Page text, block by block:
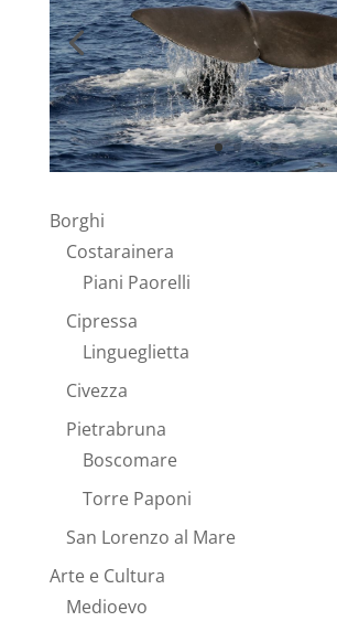
Borghi
Costarainera
Piani Paorelli
Cipressa
Lingueglietta
Civezza
Pietrabruna
Boscomare
Torre Paponi
San Lorenzo al Mare
Arte e Cultura
Medioevo